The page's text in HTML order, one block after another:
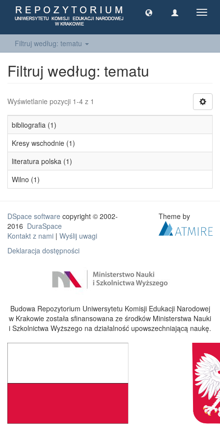
Filtruj według: tematu
Filtruj według: tematu
Wyświetlanie pozycji 1-4 z 1
bibliografia (1)
Kresy wschodnie (1)
literatura polska (1)
Wilno (1)
DSpace software copyright © 2002-
2016 DuraSpace
Kontakt z nami | Wyślij uwagi
Deklaracja dostępności
Theme by
Budowa Repozytorium Uniwersytetu Komisji Edukacji Narodowej
w Krakowie została sfinansowana ze środków Ministerstwa Nauki
i Szkolnictwa Wyższego na działalność upowszechniającą naukę.